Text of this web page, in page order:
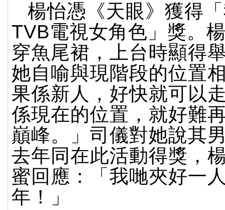
楊怡憑《天眼》獲得
TVB電視女角色」獎。
穿魚尾裙，上台時顯得
她自喻與現階段的位置
果係新人，好快就可以
係現在的位置，就好難
巔峰。」司儀對她說其
去年同在此活動得獎，
蜜回應：「我哋夾好一
年！」